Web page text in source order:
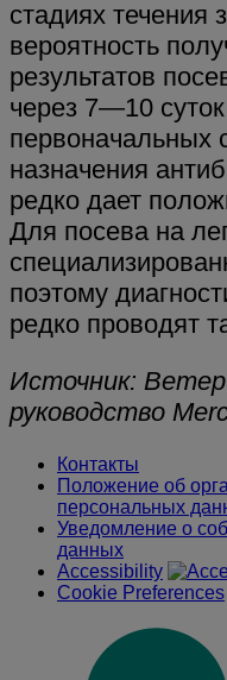
стадиях течения
вероятность
результатов
через 7—10
первоначальных
назначения
редко дает
Для посева на
поэтому
редко проводят
Источник:
руководство
Контакты
Положение об
персональных
Уведомление о
данных
Accessibility
Cookie Preferences